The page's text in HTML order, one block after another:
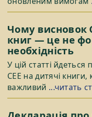
Чому висновок
книг — це не
необхідність
У цій статті
СЕЕ на дитячі книги,
важливий ...читать